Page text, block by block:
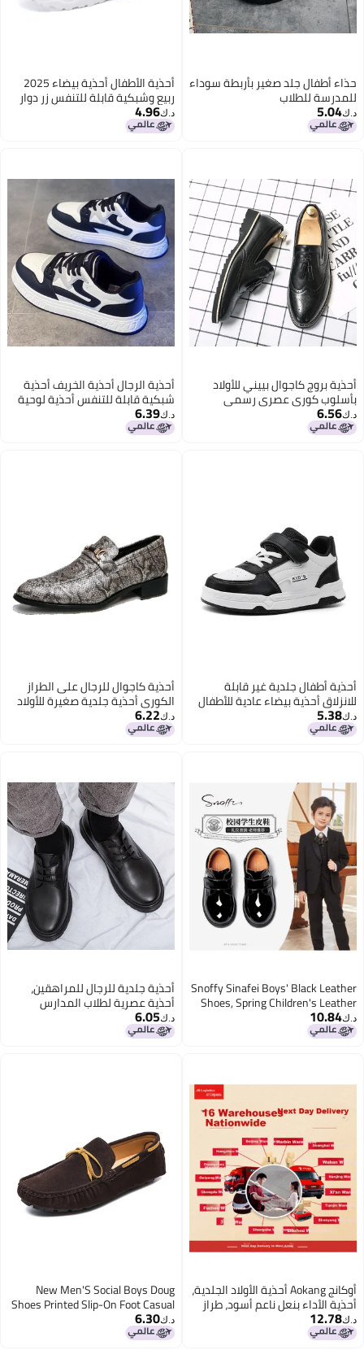
حذاء أطفال جلد صغير بأربطة سوداء
للمدرسة للطلاب
د.ك‏5.04
أحذية الأطفال أحذية بيضاء 2025
ربيع وشبكية قابلة للتنفس زر دوار
للأطفال في المدارس الابتدائية
د.ك‏4.96
2
أحذية بروج كاجوال بييني للأولاد
بأسلوب كوري عصري رسمي
بريطاني جلد أسود سهل الارتداء
د.ك‏6.56
أحذية الرجال أحذية الخريف أحذية
شبكية قابلة للتنفس أحذية لوحية
للأولاد أحذية رياضية عادية باللونين
الأسود والأبيض أحذية بيضاء للرجال
د.ك‏6.39
أحذية أطفال جلدية غير قابلة
للانزلاق أحذية بيضاء عادية للأطفال
المتوسطين والكبار طلاب الحرم
الجامعي أحذية لوحية متوافقة مع
د.ك‏5.38
أحذية كاجوال للرجال على الطراز
الكوري أحذية جلدية صغيرة للأولاد
موضة بريطانية نمط جلد الثعبان
للشباب أحذية لاصقة للاحتفال على
د.ك‏6.22
Snoffy Sinafei Boys' Black Leather
Shoes, Spring Children's Leather
Shoes, Performance Shoes, School
Performance Shoes, Big Kids'
د.ك‏10.84
أحذية جلدية للرجال للمراهقين،
أحذية عصرية لطلاب المدارس
الثانوية والابتدائية وطلاب المدارس
المتوسطة، أحذية جلدية صغيرة
د.ك‏6.05
أوكانج Aokang أحذية الأولاد الجلدية،
أحذية الأداء بنعل ناعم أسود، طراز
ربيعي وخريفي جديد لأحذية الأطفال،
أحذية أداء جلدية طبيعية بالطراز
د.ك‏12.78
New Men'S Social Boys Doug
Shoes Printed Slip-On Foot Casual
Shoes Plus Size Live Driving Men
د.ك‏6.30